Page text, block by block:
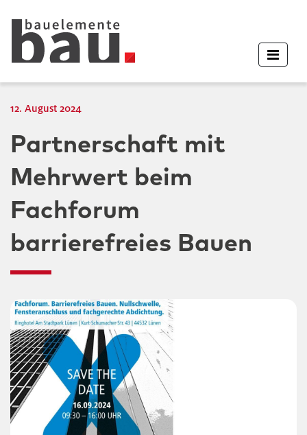
12. August 2024
Partnerschaft mit
Mehrwert beim
Fachforum
barrierefreies Bauen